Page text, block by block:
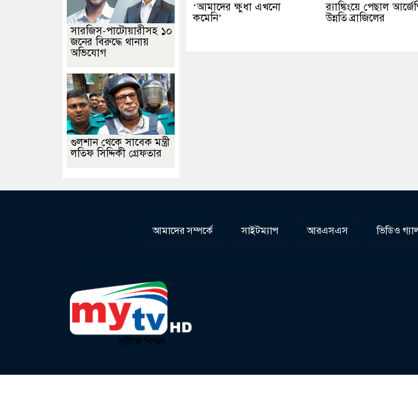
‘আমাদের ক্ষুধা এখনো
কমেনি’
র‌্যাঙ্কিংয়ে পেছাল
উন্নতি ব্রাজিলের
সারজিস-পাটোয়ারীসহ ১০
জনের বিরুদ্ধে থানায়
অভিযোগ
গুলশান থেকে সাবেক মন্ত্রী
লতিফ সিদ্দিকী গ্রেফতার
আমাদের সম্পর্কে সাইটম্যাপ আরএসএস ভিডিও